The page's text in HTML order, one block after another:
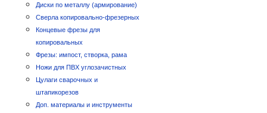
Диски по металлу (армирование)
Сверла копировально-фрезерных
Концевые фрезы для
копировальных
Фрезы: импост, створка, рама
Ножи для ПВХ углозачистных
Цулаги сварочных и
штапикорезов
Доп. материалы и инструменты